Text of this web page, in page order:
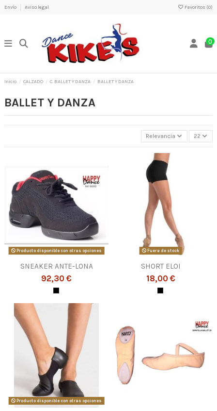
Envío Aviso legal Favoritos (0)
0
Inicio CALZADO C. BALLET Y DANZA BALLET Y DANZA
BALLET Y DANZA
Relevancia 22
Producto disponible con otras opciones
SNEAKER ANTE-LONA
92,30 €
Fuera de stock
SHORT ELOI
18,00 €
Producto disponible con otras opciones